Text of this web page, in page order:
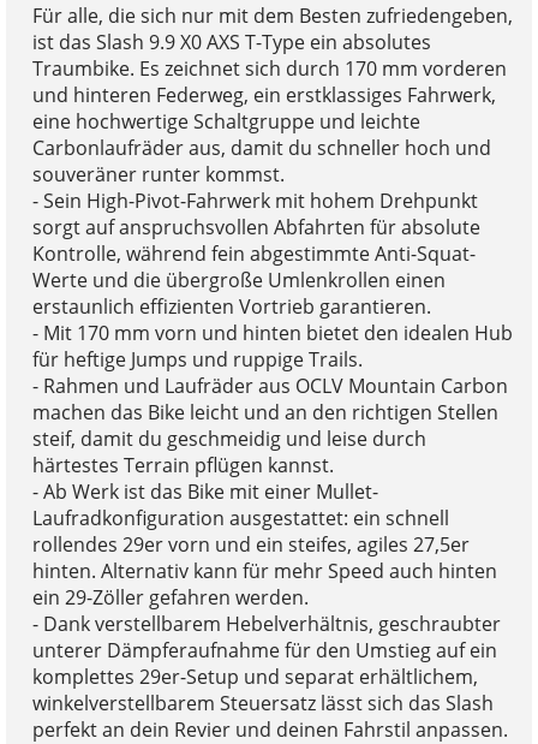
Für alle, die sich nur mit dem Besten zufriedengeben,
ist das Slash 9.9 X0 AXS T-Type ein absolutes
Traumbike. Es zeichnet sich durch 170 mm vorderen
und hinteren Federweg, ein erstklassiges Fahrwerk,
eine hochwertige Schaltgruppe und leichte
Carbonlaufräder aus, damit du schneller hoch und
souveräner runter kommst.
- Sein High-Pivot-Fahrwerk mit hohem Drehpunkt
sorgt auf anspruchsvollen Abfahrten für absolute
Kontrolle, während fein abgestimmte Anti-Squat-
Werte und die übergroße Umlenkrollen einen
erstaunlich effizienten Vortrieb garantieren.
- Mit 170 mm vorn und hinten bietet den idealen Hub
für heftige Jumps und ruppige Trails.
- Rahmen und Laufräder aus OCLV Mountain Carbon
machen das Bike leicht und an den richtigen Stellen
steif, damit du geschmeidig und leise durch
härtestes Terrain pflügen kannst.
- Ab Werk ist das Bike mit einer Mullet-
Laufradkonfiguration ausgestattet: ein schnell
rollendes 29er vorn und ein steifes, agiles 27,5er
hinten. Alternativ kann für mehr Speed auch hinten
ein 29-Zöller gefahren werden.
- Dank verstellbarem Hebelverhältnis, geschraubter
unterer Dämpferaufnahme für den Umstieg auf ein
komplettes 29er-Setup und separat erhältlichem,
winkelverstellbarem Steuersatz lässt sich das Slash
perfekt an dein Revier und deinen Fahrstil anpassen.